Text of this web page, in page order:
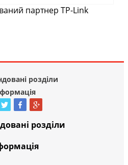
розділи
розділи